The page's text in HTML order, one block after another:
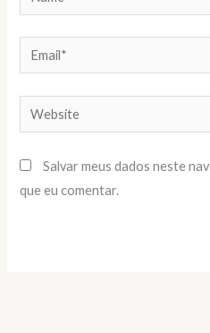
Email*
Website
Salvar meus dados neste
que eu comentar.